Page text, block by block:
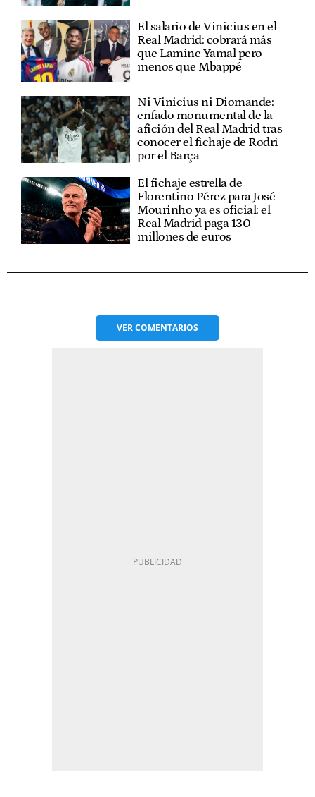
El salario de Vinicius en el
Real Madrid: cobrará más
que Lamine Yamal pero
menos que Mbappé
Ni Vinicius ni Diomande:
enfado monumental de la
afición del Real Madrid tras
conocer el fichaje de Rodri
por el Barça
El fichaje estrella de
Florentino Pérez para José
Mourinho ya es oficial: el
Real Madrid paga 130
millones de euros
VERCOMENTARIOS